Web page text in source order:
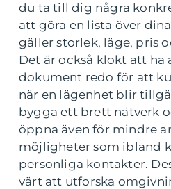
du ta till dig några
att göra en lista över
gäller storlek, läge, pris
Det är också klokt att ha
dokument redo för att
när en lägenhet blir
bygga ett brett nätverk
öppna även för mindre
möjligheter som ibland
personliga kontakter.
värt att utforska